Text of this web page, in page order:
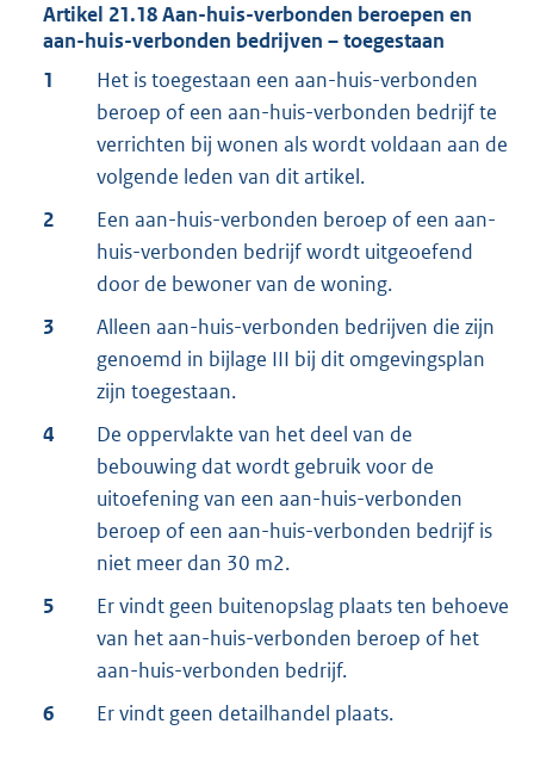
Artikel 21.18Aan-huis-verbonden beroepen en
aan-huis-verbonden bedrijven – toegestaan
1
Het is toegestaan een aan-huis-verbonden
beroep of een aan-huis-verbonden bedrijf te
verrichten bij wonen als wordt voldaan aan de
volgende leden van dit artikel.
2
Een aan-huis-verbonden beroep of een aan-
huis-verbonden bedrijf wordt uitgeoefend
door de bewoner van de woning.
3
Alleen aan-huis-verbonden bedrijven die zijn
genoemd in bijlage III bij dit omgevingsplan
zijn toegestaan.
4
De oppervlakte van het deel van de
bebouwing dat wordt gebruik voor de
uitoefening van een aan-huis-verbonden
beroep of een aan-huis-verbonden bedrijf is
niet meer dan 30 m2.
5
Er vindt geen buitenopslag plaats ten behoeve
van het aan-huis-verbonden beroep of het
aan-huis-verbonden bedrijf.
6
Er vindt geen detailhandel plaats.